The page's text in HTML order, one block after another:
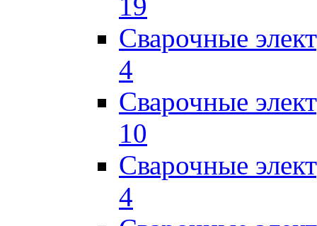
Сварочные
4
Сварочные
10
Сварочные
4